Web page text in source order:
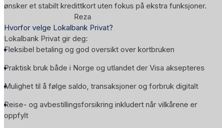
ønsker et stabilt kredittkort uten fokus på ekstra funksjoner.
Reza
Hvorfor velge Lokalbank Privat?
Lokalbank Privat gir deg:
Fleksibel betaling og god oversikt over kortbruken
Praktisk bruk både i Norge og utlandet der Visa aksepteres
Mulighet til å følge saldo, transaksjoner og forbruk digitalt
Reise- og avbestillingsforsikring inkludert når vilkårene er
oppfylt